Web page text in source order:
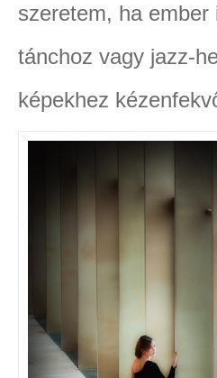
szeretem, ha
tánchoz vagy jazz-
képekhez